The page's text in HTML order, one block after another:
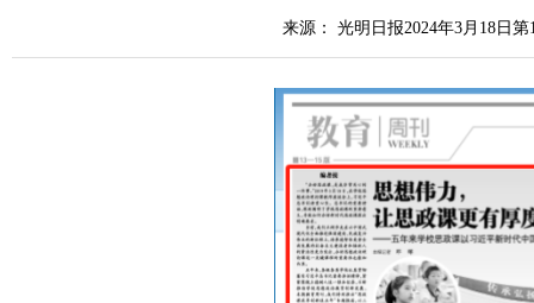
来源： 光明日报2024年3月18日第